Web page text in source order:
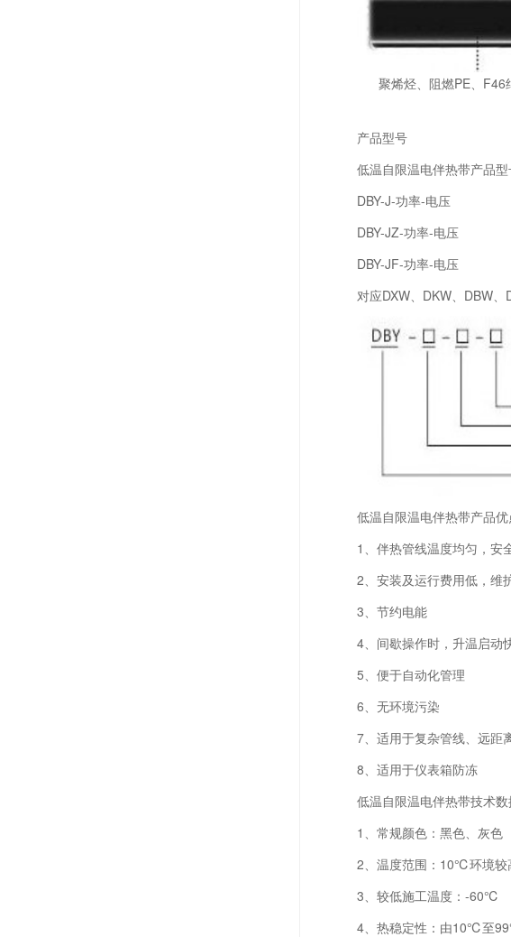
聚烯烃、阻燃PE、F46
产品型号
低温自限温电伴热带产品型
DBY-J-功率-电压
DBY-JZ-功率-电压
DBY-JF-功率-电压
对应DXW、DKW、DBW
低温自限温电伴热带产品优
1、伴热管线温度均匀，安
2、安装及运行费用低，维
3、节约电能
4、间歇操作时，升温启动
5、便于自动化管理
6、无环境污染
7、适用于复杂管线、远距
8、适用于仪表箱防冻
低温自限温电伴热带技术
1、常规颜色：黑色、灰色
2、温度范围：10℃环境
3、较低施工温度：-60℃
4、热稳定性：由10℃至